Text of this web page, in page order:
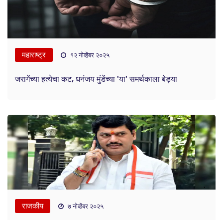
महाराष्ट्र १२ नोव्हेंबर २०२५
जरागेंच्या हत्येचा कट, धनंजय मुंडेंच्या 'या' समर्थकाला बेड्या
राजकीय ७ नोव्हेंबर २०२५